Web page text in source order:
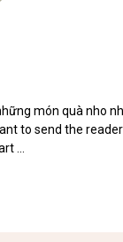
món quà nho
to send the
...